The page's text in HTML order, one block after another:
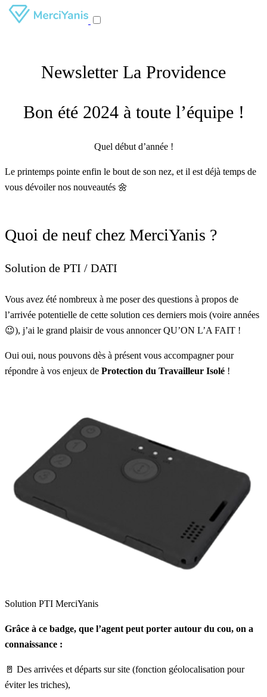
Newsletter La Providence
Bon été 2024 à toute l’équipe !
Quel début d’année !
Le printemps pointe enfin le bout de son nez, et il est déjà temps de
vous dévoiler nos nouveautés 🌼
Quoi de neuf chez MerciYanis ?
Solution de PTI / DATI
Vous avez été nombreux à me poser des questions à propos de
l’arrivée potentielle de cette solution ces derniers mois (voire années
😉), j’ai le grand plaisir de vous annoncer QU’ON L’A FAIT !
Oui oui, nous pouvons dès à présent vous accompagner pour
répondre à vos enjeux de Protection du Travailleur Isolé !
Solution PTI MerciYanis
Grâce à ce badge, que l’agent peut porter autour du cou, on a
connaissance :
🚪 Des arrivées et départs sur site (fonction géolocalisation pour
éviter les triches),